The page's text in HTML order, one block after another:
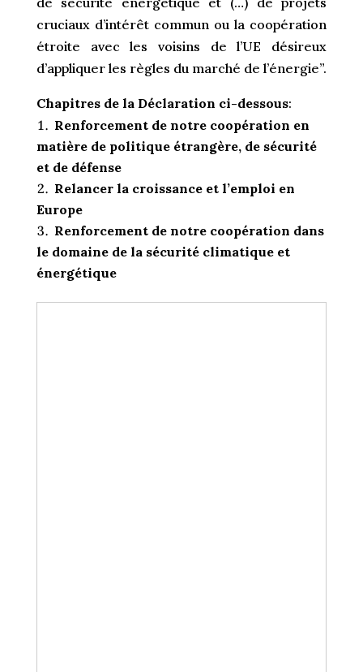
cruciaux d’intérêt commun ou la coopération
étroite avec les voisins de l’UE désireux
d’appliquer les règles du marché de l’énergie”.
Chapitres de la Déclaration ci-dessous:
Renforcement de notre coopération en
matière de politique étrangère, de sécurité
et de défense
Relancer la croissance et l’emploi en
Europe
Renforcement de notre coopération dans
le domaine de la sécurité climatique et
énergétique